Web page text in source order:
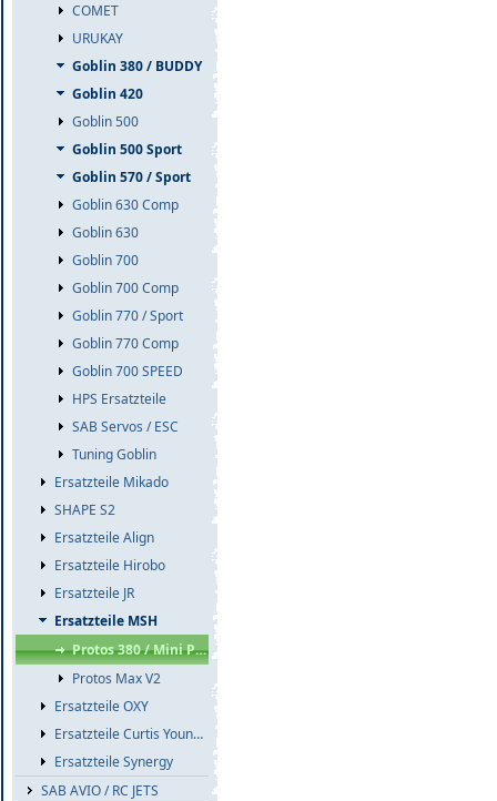
COMET
URUKAY
Goblin 380 / BUDDY
Goblin 420
Goblin 500
Goblin 500 Sport
Goblin 570 / Sport
Goblin 630 Comp
Goblin 630
Goblin 700
Goblin 700 Comp
Goblin 770 / Sport
Goblin 770 Comp
Goblin 700 SPEED
HPS Ersatzteile
SAB Servos / ESC
Tuning Goblin
Ersatzteile Mikado
SHAPE S2
Ersatzteile Align
Ersatzteile Hirobo
Ersatzteile JR
Ersatzteile MSH
Protos 380 / Mini Protos
Protos Max V2
Ersatzteile OXY
Ersatzteile Curtis Youngblood
Ersatzteile Synergy
SAB AVIO / RC JETS